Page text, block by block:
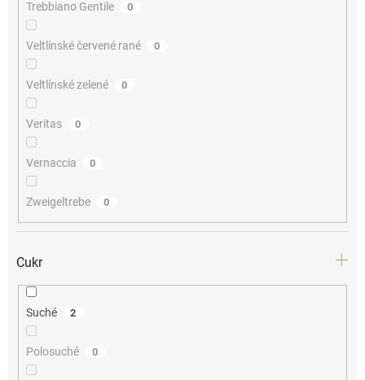
Trebbiano Gentile 0
Veltlínské červené rané 0
Veltlínské zelené 0
Veritas 0
Vernaccia 0
Zweigeltrebe 0
Cukr
Suché 2
Polosuché 0